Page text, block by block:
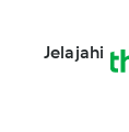
Jelajahi